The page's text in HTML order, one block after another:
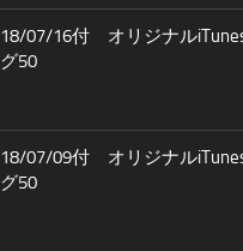
18/07/16付 オリジナル
グ50
18/07/09付 オリジナル
グ50